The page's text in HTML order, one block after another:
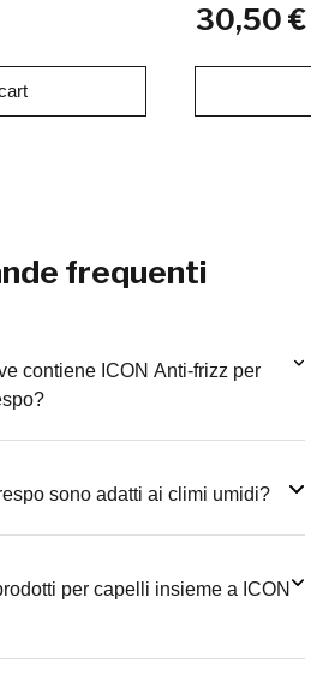
30,50 €
frequenti
contiene ICON Anti-frizz per
sono adatti ai climi umidi?
per capelli insieme a ICON